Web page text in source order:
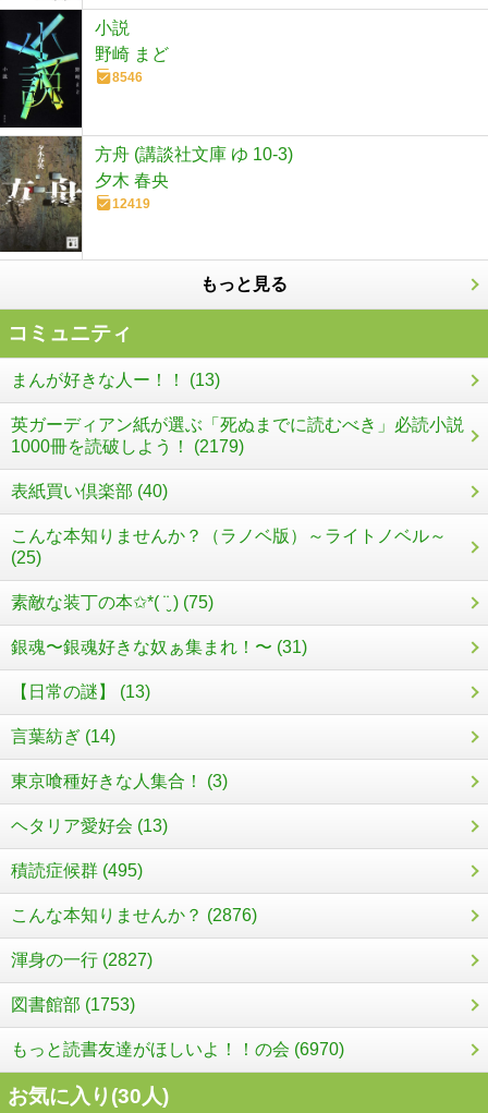
小説
野崎 まど
8546
方舟 (講談社文庫 ゆ 10-3)
夕木 春央
12419
もっと見る
コミュニティ
まんが好きな人ー！！ (13)
英ガーディアン紙が選ぶ「死ぬまでに読むべき」必読小説
1000冊を読破しよう！ (2179)
表紙買い倶楽部 (40)
こんな本知りませんか？（ラノベ版）～ライトノベル～
(25)
素敵な装丁の本✩*( ¨̮ ) (75)
銀魂〜銀魂好きな奴ぁ集まれ！〜 (31)
【日常の謎】 (13)
言葉紡ぎ (14)
東京喰種好きな人集合！ (3)
ヘタリア愛好会 (13)
積読症候群 (495)
こんな本知りませんか？ (2876)
渾身の一行 (2827)
図書館部 (1753)
もっと読書友達がほしいよ！！の会 (6970)
お気に入り(30人)